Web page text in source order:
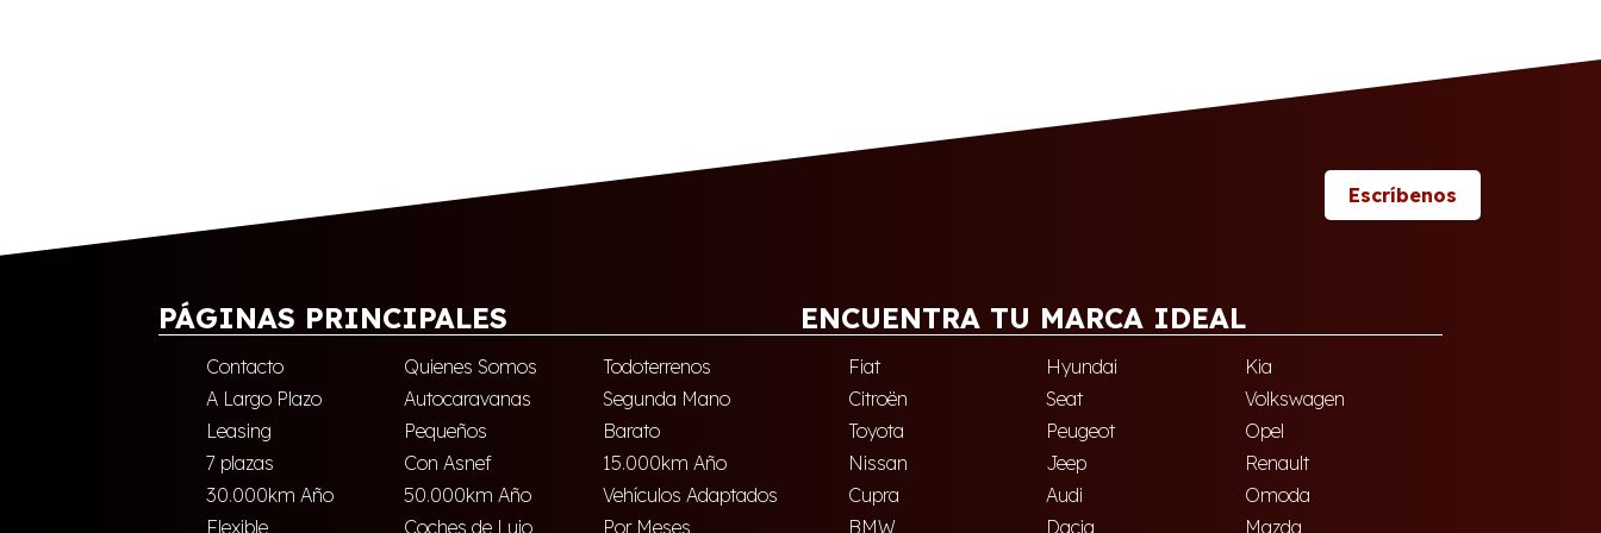
Escríbenos
PÁGINAS PRINCIPALES
Contacto Quienes Somos
Todoterrenos
A Largo Plazo
Autocaravanas
Segunda Mano
Leasing
Pequeños
Barato
7 plazas
Con Asnef
15.000km Año
30.000km Año
50.000km Año
Vehículos Adaptados
Flexible
Coches de Lujo Por Meses
ENCUENTRA TU MARCA IDEAL
Fiat Hyundai
Kia
Citroën
Seat
Volkswagen
Toyota
Peugeot
Opel
Nissan
Jeep
Renault
Cupra
Audi
Omoda
BMW
Dacia Mazda